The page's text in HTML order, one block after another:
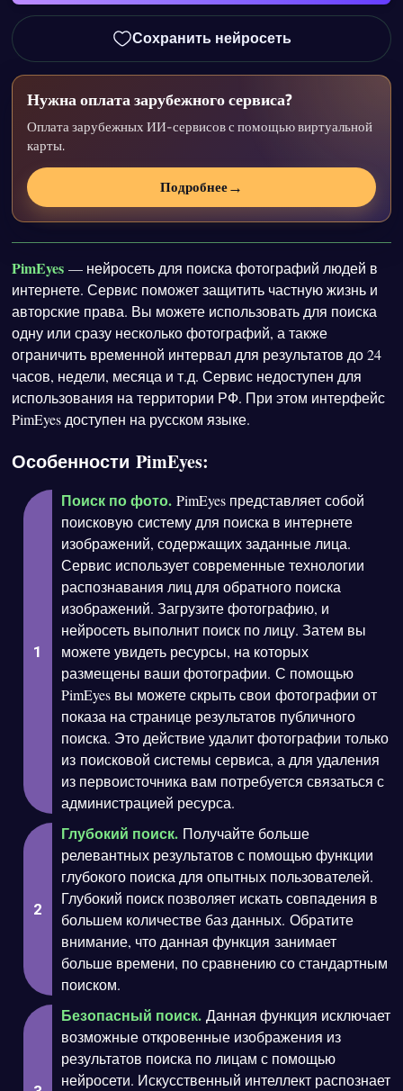
Сохранить нейросеть
Нужна оплата зарубежного сервиса?
Оплата зарубежных ИИ-сервисов с помощью виртуальной
карты.
Подробнее→
PimEyes — нейросеть для поиска фотографий людей в
интернете. Сервис поможет защитить частную жизнь и
авторские права. Вы можете использовать для поиска
одну или сразу несколько фотографий, а также
ограничить временной интервал для результатов до 24
часов, недели, месяца и т.д. Сервис недоступен для
использования на территории РФ. При этом интерфейс
PimEyes доступен на русском языке.
Особенности PimEyes:
Поиск по фото. PimEyes представляет собой
поисковую систему для поиска в интернете
изображений, содержащих заданные лица.
Сервис использует современные технологии
распознавания лиц для обратного поиска
изображений. Загрузите фотографию, и
нейросеть выполнит поиск по лицу. Затем вы
можете увидеть ресурсы, на которых
размещены ваши фотографии. С помощью
PimEyes вы можете скрыть свои фотографии от
показа на странице результатов публичного
поиска. Это действие удалит фотографии только
из поисковой системы сервиса, а для удаления
из первоисточника вам потребуется связаться с
администрацией ресурса.
Глубокий поиск. Получайте больше
релевантных результатов с помощью функции
глубокого поиска для опытных пользователей.
Глубокий поиск позволяет искать совпадения в
большем количестве баз данных. Обратите
внимание, что данная функция занимает
больше времени, по сравнению со стандартным
поиском.
Безопасный поиск. Данная функция исключает
возможные откровенные изображения из
результатов поиска по лицам с помощью
нейросети. Искусственный интеллект распознает